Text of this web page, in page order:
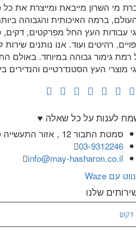
מי השרון מייבאת ומייצרת את כל
ברמה האיכותית והגבוהה
עבודות העץ החל מפרקטים, דקים,
רהיטים ועוד. אנו נותנים
רמת גימור גבוהה במיוחד. באולם
מוצרי העץ הסטנדרטיים והנדירים
לענות על כל שאלה ♥
סמטת התבור 12 , אזור התעשייה סגולה פתח תקווה
03-9312246
info@may-hasharon.co.il
נווט עם Waze
שלנו
דקים